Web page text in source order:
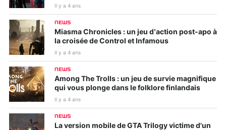
Il y a 4 ans
NEWS
Miasma Chronicles : un jeu d’action post-apo à
la croisée de Control et Infamous
Il y a 4 ans
NEWS
Among The Trolls : un jeu de survie magnifique
qui vous plonge dans le folklore finlandais
Il y a 4 ans
NEWS
La version mobile de GTA Trilogy victime d'un